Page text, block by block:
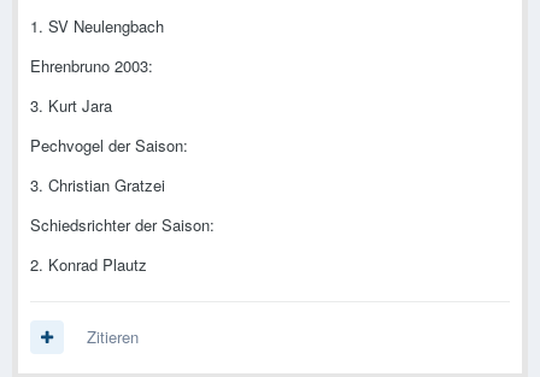
1. SV Neulengbach
Ehrenbruno 2003:
3. Kurt Jara
Pechvogel der Saison:
3. Christian Gratzei
Schiedsrichter der Saison:
2. Konrad Plautz
Zitieren